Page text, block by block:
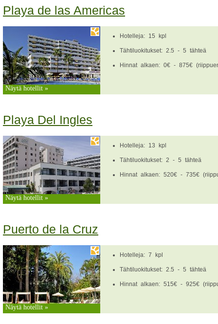
Playa de las Americas
Hotelleja: 15 kpl
Tähtiluokitukset: 2.5 - 5 tähteä
Hinnat alkaen: 0€ - 875€
Näytä hotellit »
Playa Del Ingles
Hotelleja: 13 kpl
Tähtiluokitukset: 2 - 5 tähteä
Hinnat alkaen: 520€ - 735€
Näytä hotellit »
Puerto de la Cruz
Hotelleja: 7 kpl
Tähtiluokitukset: 2.5 - 5 tähteä
Hinnat alkaen: 515€ - 925€
Näytä hotellit »